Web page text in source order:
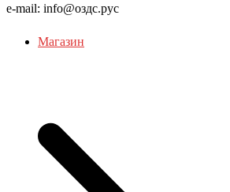
e-mail: info@оздс.рус
Магазин